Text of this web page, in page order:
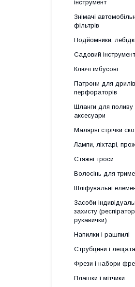
інструмент
Знімачі
фільтрів
Подйомники,
Садовий інструмент
Ключі імбусові
Патрони для
перфораторів
Шланги для поливу
аксесуари
Малярні стрічки
Лампи, ліхтарі,
Стяжні троси
Волосінь для
Шліфувальні
Засоби
захисту
рукавички)
Напилки і рашпилі
Струбцини і лещата
Фрези і набори
Плашки і мітчики